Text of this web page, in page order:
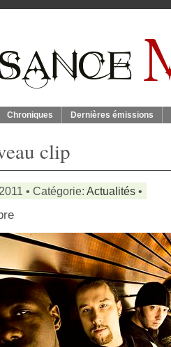
Chroniques Dernières émissions
clip
• Catégorie: Actualités •